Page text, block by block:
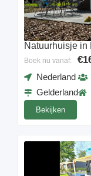
Natuurhuisje in
Boek nu vanaf:
Nederland
Gelderland
Bekijken